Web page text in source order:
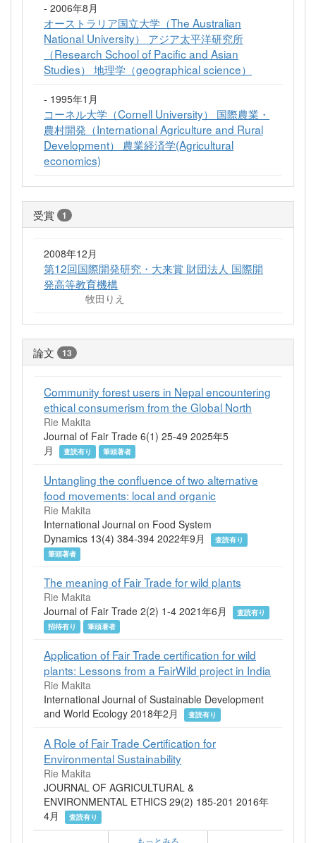
- 2006年8月
オーストラリア国立大学（The Australian
National University） アジア太平洋研究所
（Research School of Pacific and Asian
Studies） 地理学（geographical science）
- 1995年1月
コーネル大学（Cornell University） 国際農業・
農村開発（International Agriculture and Rural
Development） 農業経済学(Agricultural
economics)
受賞 1
2008年12月
第12回国際開発研究・大来賞 財団法人 国際開
発高等教育機構
牧田りえ
論文 13
Community forest users in Nepal encountering
ethical consumerism from the Global North
Rie Makita
Journal of Fair Trade 6(1) 25-49 2025年5
月
査読有り 筆頭著者
Untangling the confluence of two alternative
food movements: local and organic
Rie Makita
International Journal on Food System
Dynamics 13(4) 384-394 2022年9月
査読有り
筆頭著者
The meaning of Fair Trade for wild plants
Rie Makita
Journal of Fair Trade 2(2) 1-4 2021年6月
査読有り
招待有り
筆頭著者
Application of Fair Trade certification for wild
plants: Lessons from a FairWild project in India
Rie Makita
International Journal of Sustainable Development
and World Ecology 2018年2月
査読有り
A Role of Fair Trade Certification for
Environmental Sustainability
Rie Makita
JOURNAL OF AGRICULTURAL &
ENVIRONMENTAL ETHICS 29(2) 185-201 2016年
4月
査読有り